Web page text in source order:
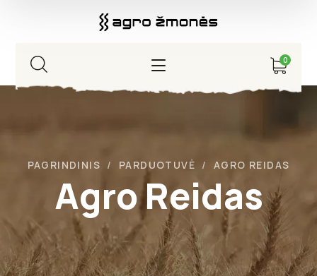
0
Agro Reidas
PAGRINDINIS PARDUOTUVĖ AGRO REIDAS